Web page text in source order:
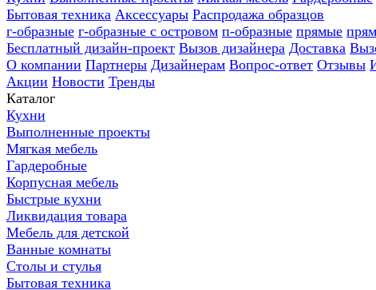
Бытовая техника Аксессуары Распродажа образцов
г-образные г-образные с островом п-образные прямые
Бесплатный дизайн-проект Вызов дизайнера Доставка
О компании Партнеры Дизайнерам Вопрос-ответ Отзывы
Акции Новости Тренды
Каталог
Кухни
Выполненные проекты
Мягкая мебель
Гардеробные
Корпусная мебель
Быстрые кухни
Ликвидация товара
Мебель для детской
Ванные комнаты
Столы и стулья
Бытовая техника